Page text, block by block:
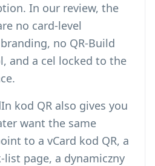
In our review, the
no card-level
no QR-Build
and a cel locked to the
kod QR also gives you
want the same
to a vCard kod QR, a
page, a dynamiczny